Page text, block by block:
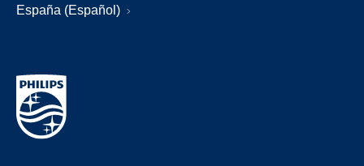
España (Español)